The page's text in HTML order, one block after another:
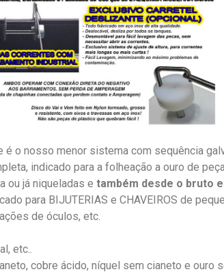
é o nosso menor sistema com sequência
indicado para a folheação a ouro de
ou já niqueladas e também desde o bruto
para BIJUTERIAS e CHAVEIROS de
de óculos, etc.
etc..
cobre ácido, níquel sem cianeto e ouro